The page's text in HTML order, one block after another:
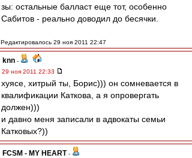
зы: остальные балласт еще тот, особенно
Сабитов - реально доводил до бесячки.
Редактировалось 29 ноя 2011 22:47
knn -
29 ноя 2011 22:33
хуясе, хитрый ты, Борис))) он сомневается в
квалификации Каткова, а я опровергать
должен)))
и давно меня записали в адвокаты семьи
Катковых?))
FCSM - MY HEART -